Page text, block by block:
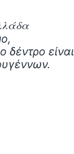
δέντρο είναι